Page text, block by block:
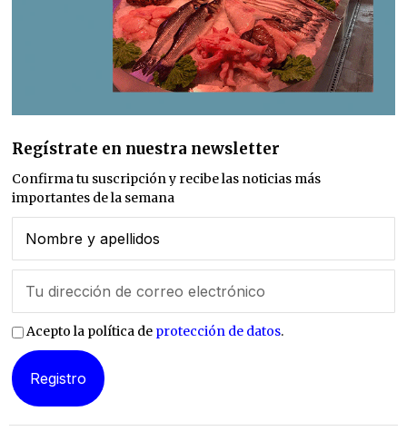
Regístrate en nuestra newsletter
Confirma tu suscripción y recibe las noticias más
importantes de la semana
Acepto la política de protección de datos.